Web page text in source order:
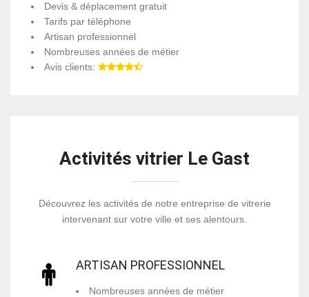
Devis & déplacement gratuit
Tarifs par téléphone
Artisan professionnel
Nombreuses années de métier
Avis clients:
Activités vitrier Le Gast
Découvrez les activités de notre entreprise de vitrerie
intervenant sur votre ville et ses alentours.
ARTISAN PROFESSIONNEL
Nombreuses années de métier